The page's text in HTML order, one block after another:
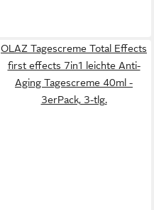
OLAZ Tagescreme Total Effects
first effects 7in1 leichte Anti-
Aging Tagescreme 40ml -
3erPack, 3-tlg.